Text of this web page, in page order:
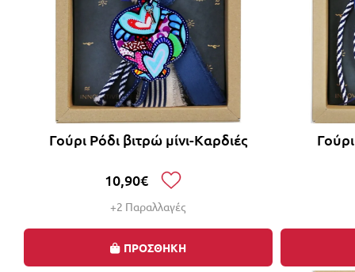
Γούρι Ρόδι βιτρώ μίνι-Καρδιές
10,90€
+2 Παραλλαγές
ΠΡΟΣΘΗΚΗ